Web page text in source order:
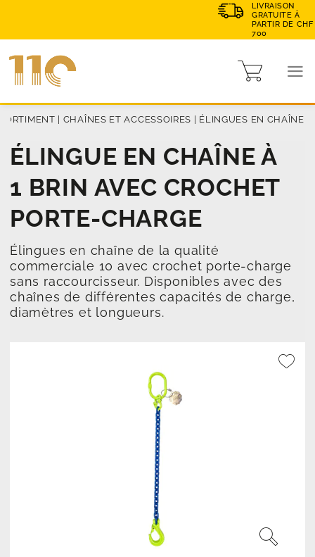
LIVRAISON
GRATUITE À
PARTIR DE CHF
700
CHAÎNES ET ACCESSOIRES ÉLINGUES EN CHAÎNE
ÉLINGUE EN CHAÎNE À
1 BRIN AVEC CROCHET
PORTE-CHARGE
Élingues en chaîne de la qualité
commerciale 10 avec crochet porte-charge
sans raccourcisseur. Disponibles avec des
chaînes de différentes capacités de charge,
diamètres et longueurs.